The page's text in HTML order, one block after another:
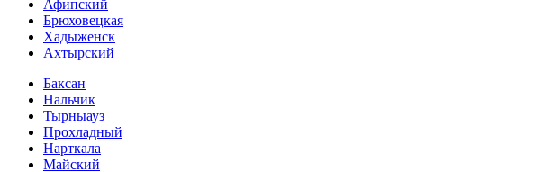
Афипский
Брюховецкая
Хадыженск
Ахтырский
Баксан
Нальчик
Тырныауз
Прохладный
Нарткала
Майский